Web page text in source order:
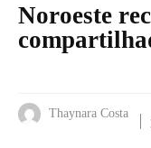
Noroeste
Thaynara Costa